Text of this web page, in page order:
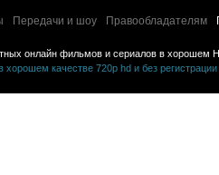
Передачи и шоу Правообладателям
онлайн фильмов и сериалов в хорошем
качестве 720p hd и без